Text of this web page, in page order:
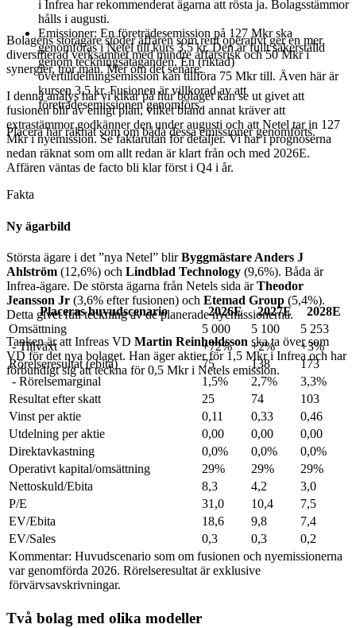
i Infrea har rekommenderat ägarna att rösta ja. Bolagsstämmor
hålls i augusti.
Emissioner: En företrädesemission på 127 Mkr ska
genomföras i Netel till kurs 3,5 kr. Den är fullt säkerställd
genom teckningsåtaganden. En (riktad)
övertilldelningsemission kan tillföra 75 Mkr till. Även här är
kursen 3,5 kr. Fusionen är villkorad av att
företrädesemissionen genomförs.
Placera har räknat som om båda dessa emissioner genomförts.
Bolagens storägare stöder affären som rent operativt ger en mer
diversifierad verksamhet med mindre affärsrisk och 50 Mkr i
synergier, tror man. Mer om det senare.
I denna analys har vi kikar på hur bolaget kan se ut givet att
fusionen blir av enligt plan, vilket bland annat kräver att
extrastämmor godkänner den under augusti och att Netel tar in 127
Mkr i nyemission. Se faktarutan för detaljer. Vi har i prognoserna
nedan räknat som om allt redan är klart från och med 2026E.
Affären väntas de facto bli klar först i Q4 i år.
Fakta
Ny ägarbild
Största ägare i det ”nya Netel” blirByggmästare Anders J
Ahlström (12,6%) och Lindblad Technology (9,6%). Båda är
Infrea-ägare. De största ägarna från Netels sida ärTheodor
Jeansson Jr (3,6% efter fusionen) och Etemad Group (5,4%).
Detta givet full teckning av de planerade nyemissionerna.
Tanken är att Infreas VD Martin Reinholdsson ska ta över som
VD för det nya bolaget. Han äger aktier för 1,5 Mkr i Infrea och har
förbundigt sig att teckna för 0,5 Mkr i Netels emission.
Placeras huvudscenario 2026E 2027E
2028E
Omsättning
5 000 5 100
5 253
- Tillväxt
+72% +2%
+3%
Rörelseresultat (ebita)
75 138
173
- Rörelsemarginal
1,5% 2,7%
3,3%
Resultat efter skatt
25 74
103
Vinst per aktie
0,11 0,33
0,46
Utdelning per aktie
0,00 0,00
0,00
Direktavkastning
0,0% 0,0%
0,0%
Operativt kapital/omsättning
29% 29%
29%
Nettoskuld/Ebita
8,3 4,2
3,0
P/E
31,0 10,4
7,5
EV/Ebita
18,6 9,8
7,4
EV/Sales
0,3 0,3
0,2
Kommentar: Huvudscenario som om fusionen och nyemissionerna
var genomförda 2026. Rörelseresultat är exklusive
förvärvsavskrivningar.
Två bolag med olika modeller